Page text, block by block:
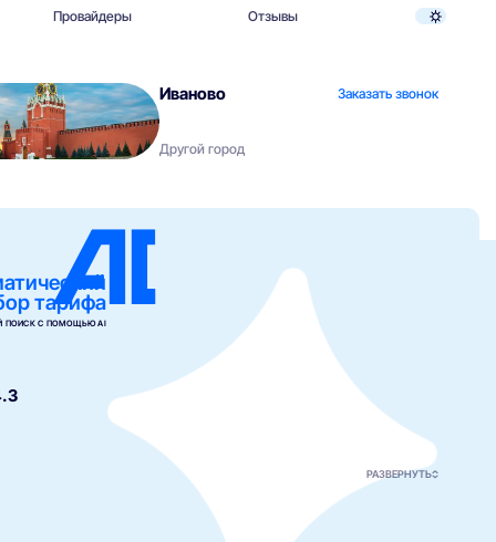
Провайдеры Отзывы
Иваново Заказать звонок
Другой город
тарифа
ПОИСК С ПОМОЩЬЮ AI
РАЗВЕРНУТЬ